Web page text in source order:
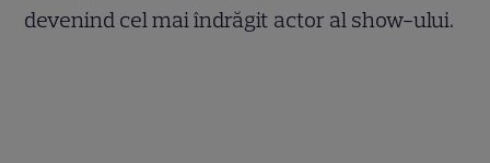
devenind cel mai îndrăgit actor al show-ului.